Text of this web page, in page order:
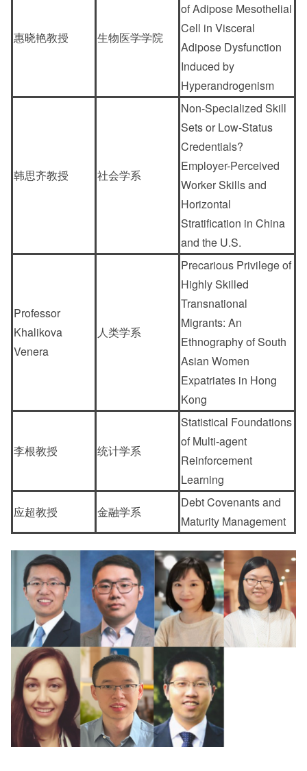
惠晓艳教授 生物医学学院
of Adipose Mesothelial
Cell in Visceral
Adipose Dysfunction
Induced by
Hyperandrogenism
韩思齐教授 社会学系
Non-Specialized Skill
Sets or Low-Status
Credentials?
Employer-Perceived
Worker Skills and
Horizontal
Stratification in China
and the U.S.
Professor
Khalikova
Venera
人类学系
Precarious Privilege of
Highly Skilled
Transnational
Migrants: An
Ethnography of South
Asian Women
Expatriates in Hong
Kong
李根教授 统计学系
Statistical Foundations
of Multi-agent
Reinforcement
Learning
应超教授 金融学系
Debt Covenants and
Maturity Management